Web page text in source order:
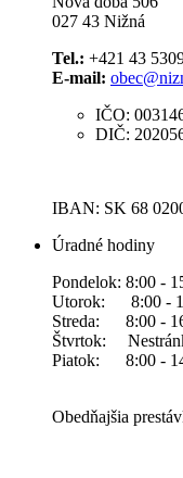
027 43 Nižná
Tel.: +421 43
E-mail:
IČO:
DIČ:
IBAN: SK 68
Úradné hodiny
Pondelok: 8:00 -
Utorok: 8:00 -
Streda: 8:00 -
Štvrtok:
Piatok: 8:00 -
Obedňajšia